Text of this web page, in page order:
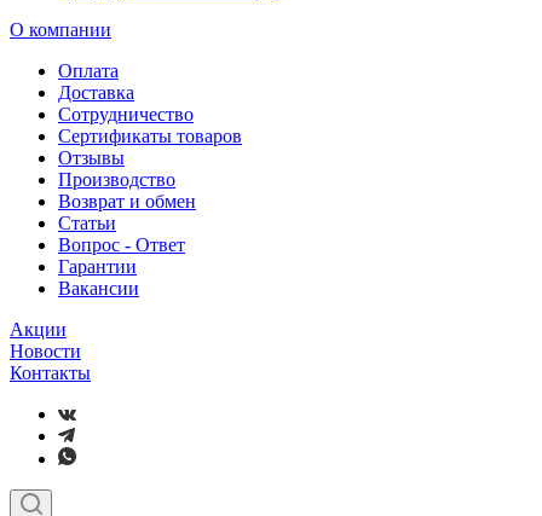
О компании
Оплата
Доставка
Сотрудничество
Сертификаты товаров
Отзывы
Производство
Возврат и обмен
Статьи
Вопрос - Ответ
Гарантии
Вакансии
Акции
Новости
Контакты